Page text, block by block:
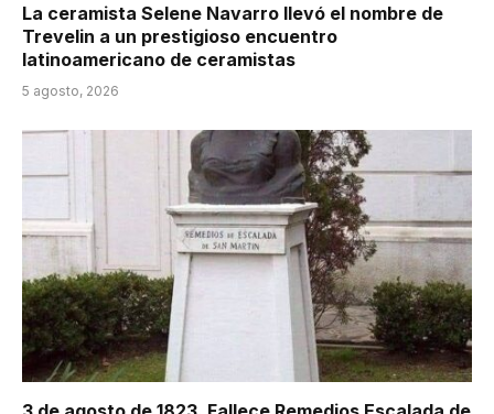
La ceramista Selene Navarro llevó el nombre de
Trevelin a un prestigioso encuentro
latinoamericano de ceramistas
5 agosto, 2026